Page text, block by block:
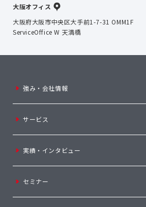
大阪オフィス
大阪府大阪市中央区大手前1-7-31 OMM1F
ServiceOffice W 天満橋
強み・会社情報
サービス
実績・インタビュー
セミナー